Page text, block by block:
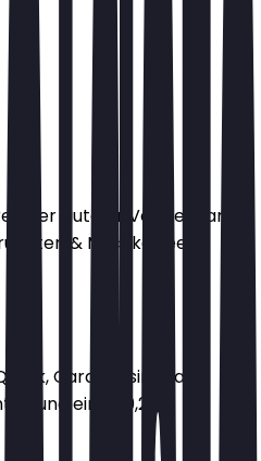
oder Nutella, Vanillequark
& Milchkaffee
Caramelsirup an
und einen 0,2l